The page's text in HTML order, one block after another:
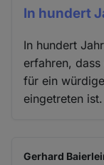
In hundert
In hundert
erfahren,
für ein
eingetreten ist.
Gerhard